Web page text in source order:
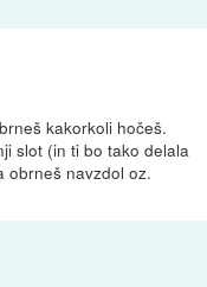
kakorkoli hočeš.
slot (in ti bo tako delala
obrneš navzdol oz.